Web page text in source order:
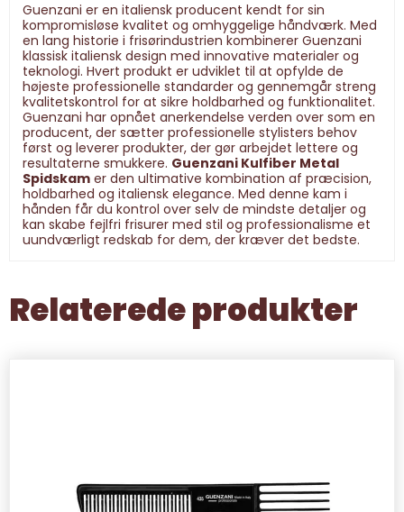
Guenzani er en italiensk producent kendt for sin
kompromisløse kvalitet og omhyggelige håndværk. Med
en lang historie i frisørindustrien kombinerer Guenzani
klassisk italiensk design med innovative materialer og
teknologi. Hvert produkt er udviklet til at opfylde de
højeste professionelle standarder og gennemgår streng
kvalitetskontrol for at sikre holdbarhed og funktionalitet.
Guenzani har opnået anerkendelse verden over som en
producent, der sætter professionelle stylisters behov
først og leverer produkter, der gør arbejdet lettere og
resultaterne smukkere. Guenzani Kulfiber Metal
Spidskam er den ultimative kombination af præcision,
holdbarhed og italiensk elegance. Med denne kam i
hånden får du kontrol over selv de mindste detaljer og
kan skabe fejlfri frisurer med stil og professionalisme et
uundværligt redskab for dem, der kræver det bedste.
Relaterede produkter